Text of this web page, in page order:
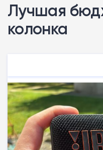
Лучшая
колонка